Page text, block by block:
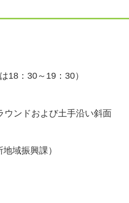
18：30～19：30）
ンドおよび土手沿い斜面
域振興課）